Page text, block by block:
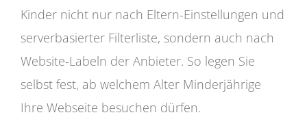
Kinder nicht nur nach Eltern-Einstellungen und
serverbasierter Filterliste, sondern auch nach
Website-Labeln der Anbieter. So legen Sie
selbst fest, ab welchem Alter Minderjährige
Ihre Webseite besuchen dürfen.